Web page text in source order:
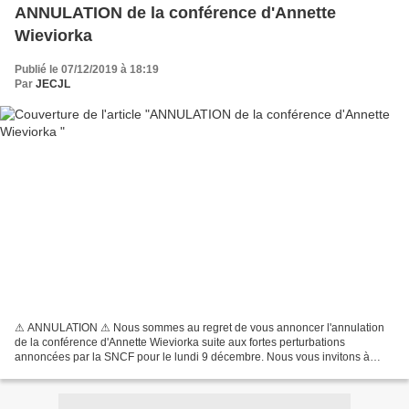
ANNULATION de la conférence d'Annette
Wieviorka
Publié le 07/12/2019 à 18:19
Par JECJL
⚠ ANNULATION ⚠ Nous sommes au regret de vous annoncer l'annulation
de la conférence d'Annette Wieviorka suite aux fortes perturbations
annoncées par la SNCF pour le lundi 9 décembre. Nous vous invitons à